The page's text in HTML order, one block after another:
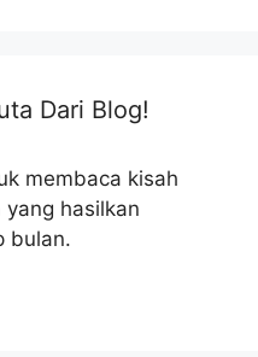
Dari Blog!
membaca kisah
hasilkan
bulan.